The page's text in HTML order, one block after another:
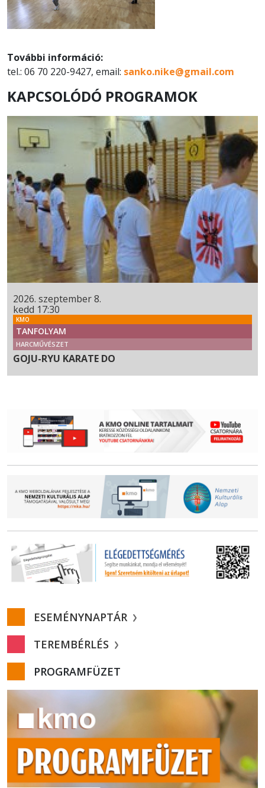
További információ:
tel.: 06 70 220-9427, email: sanko.nike@gmail.com
KAPCSOLÓDÓ PROGRAMOK
2026. szeptember 8.
kedd 17:30
KMO
TANFOLYAM
HARCMŰVÉSZET
GOJU-RYU KARATE DO
ESEMÉNYNAPTÁR
TEREMBÉRLÉS
PROGRAMFÜZET